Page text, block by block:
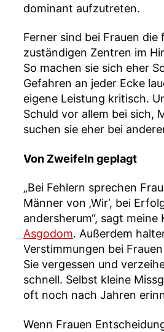
dominant aufzutreten.
Ferner sind bei Frauen die
zuständigen Zentren im
So machen sie sich eher
Gefahren an jeder Ecke
eigene Leistung kritisch.
Schuld vor allem bei sich,
suchen sie eher bei
Von Zweifeln geplagt
„Bei Fehlern sprechen
Männer von ‚Wir‘, bei
andersherum“, sagt meine
Asgodom. Außerdem
Verstimmungen bei
Sie vergessen und
schnell. Selbst kleine
oft noch nach Jahren
Wenn Frauen